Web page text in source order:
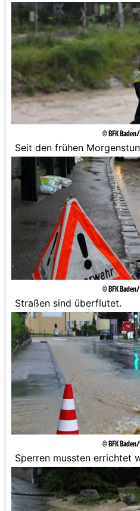
St. Pölten.
© BFK
Seit den frühen
Feuerwehrleute unterwegs.
© BFK
Straßen sind überflutet.
© BFK
Sperren mussten errichtet